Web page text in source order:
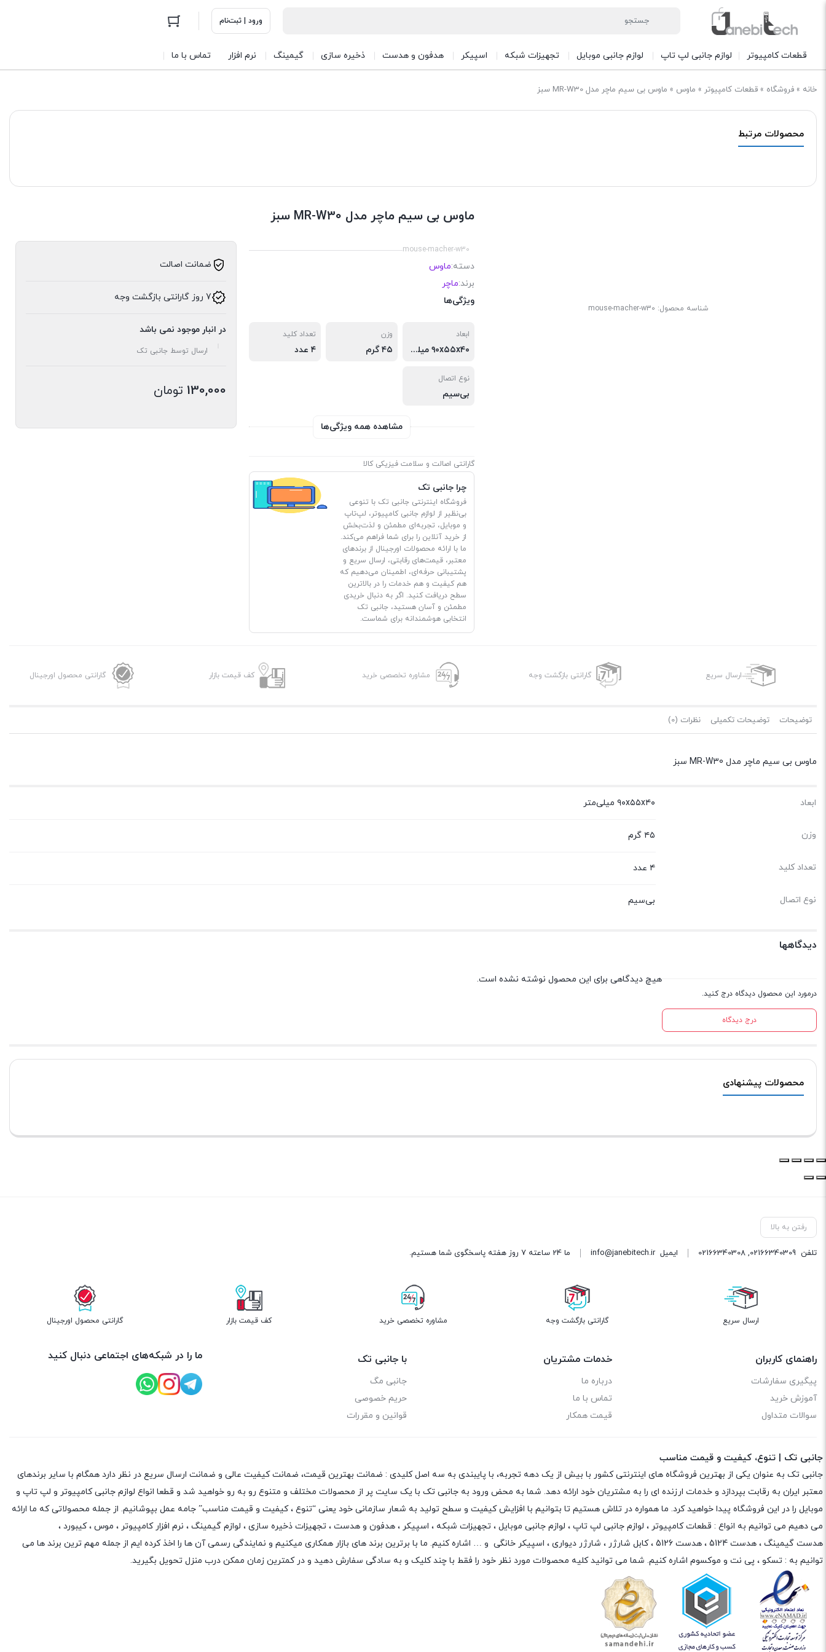
ورود | ثبت‌نام
قطعات کامپیوتر لوازم جانبی لپ تاپ لوازم جانبی موبایل تجهیزات شبکه اسپیکر هدفون و هدست ذخیره سازی گیمینگ نرم افزار تماس با ما
خانه » فروشگاه » قطعات کامپیوتر » ماوس » ماوس بی سیم ماچر مدل MR-W30 سبز
محصولات مرتبط
شناسه محصول: mouse-macher-w30
ماوس بی سیم ماچر مدل MR-W30 سبز
mouse-macher-w30
دسته:ماوس
برند:ماچر
ویژگی‌ها
ابعاد
۹۰x۵۵x۴۰ میلی‌متر
وزن
۴۵ گرم
تعداد کلید
۴ عدد
نوع اتصال
بی‌سیم
مشاهده همه ویژگی‌ها
گارانتی اصالت و سلامت فیزیکی کالا
چرا جانبی تک
فروشگاه اینترنتی جانبی تک با تنوعی
بی‌نظیر از لوازم جانبی کامپیوتر، لپ‌تاپ
و موبایل، تجربه‌ای مطمئن و لذت‌بخش
از خرید آنلاین را برای شما فراهم می‌کند.
ما با ارائه محصولات اورجینال از برندهای
معتبر، قیمت‌های رقابتی، ارسال سریع و
پشتیبانی حرفه‌ای، اطمینان می‌دهیم که
هم کیفیت و هم خدمات را در بالاترین
سطح دریافت کنید. اگر به دنبال خریدی
مطمئن و آسان هستید، جانبی تک
انتخابی هوشمندانه برای شماست.
ضمانت اصالت
7 روز گارانتی بازگشت وجه
در انبار موجود نمی باشد
ارسال توسط جانبی تک
130,000 تومان
ارسال سریع گارانتی بازگشت وجه مشاوره تخصصی خرید کف قیمت بازار گارانتی محصول اورجینال
توضیحات توضیحات تکمیلی نظرات (0)
ماوس بی سیم ماچر مدل MR-W30 سبز
ابعاد ۹۰x۵۵x۴۰ میلی‌متر
وزن ۴۵ گرم
تعداد کلید ۴ عدد
نوع اتصال بی‌سیم
دیدگاهها
درمورد این محصول دیدگاه درج کنید.
درج دیدگاه
هیچ دیدگاهی برای این محصول نوشته نشده است.
محصولات پیشنهادی
رفتن به بالا
تلفن 02166340309
,
02166340308 ایمیلinfo@janebitech.ir ما 24 ساعته 7 روز هفته پاسخگوی شما هستیم.
ارسال سریع گارانتی بازگشت وجه مشاوره تخصصی خرید کف قیمت بازار گارانتی محصول اورجینال
راهنمای کاربران
پیگیری سفارشات
آموزش خرید
سوالات متداول
خدمات مشتریان
درباره ما
تماس با ما
قیمت همکار
با جانبی تک
جانبی مگ
حریم خصوصی
قوانین و مقررات
ما را در شبکه‌های اجتماعی دنبال کنید
جانبی تک | تنوع، کیفیت و قیمت مناسب
جانبی تک به عنوان یکی از بهترین فروشگاه های اینترنتی کشور با بیش از یک دهه تجربه، با پایبندی به سه اصل کلیدی : ضمانت بهترین قیمت، ضمانت کیفیت عالی و ضمانت ارسال سریع در نظر دارد همگام با سایر برندهای
معتبر ایران به رقابت بپردازد و خدمات ارزنده ای را به مشتریان خود ارائه دهد. شما به محض ورود به جانبی تک با یک سایت پر از محصولات مختلف و متنوع رو به رو خواهید شد و قطعا انواع لوازم جانبی کامپیوتر و لپ تاپ و
موبایل را در این فروشگاه پیدا خواهید کرد. ما همواره در تلاش هستیم تا بتوانیم با افزایش کیفیت و سطح تولید به شعار سازمانی خود یعنی “تنوع ، کیفیت و قیمت مناسب” جامه عمل بپوشانیم. از جمله محصولاتی که ما ارائه
می دهیم می توانیم به انواع : قطعات کامپیوتر ، لوازم جانبی لپ تاپ ، لوازم جانبی موبایل ، تجهیزات شبکه ، اسپیکر ، هدفون و هدست ، تجهیزات ذخیره سازی ، لوازم گیمینگ ، نرم افزار کامپیوتر ، موس ،کیبورد ،
هدست گیمینگ ، هدست 5124 ، هدست 5126 ، کابل شارژر ، شارژر دیواری ، اسپیکر خانگی و … اشاره کنیم. ما با برترین برند های بازار همکاری میکنیم و نمایندگی رسمی آن ها را اخذ کرده ایم از جمله مهم ترین برند ها می
توانیم به : تسکو ، پی نت و موکسوم اشاره کنیم. شما می توانید کلیه محصولات مورد نظر خود را فقط با چند کلیک و به سادگی سفارش دهید و در کمترین زمان ممکن درب منزل تحویل بگیرید.